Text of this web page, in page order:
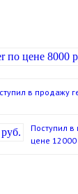
в продажу
Поступил в
цене 12000